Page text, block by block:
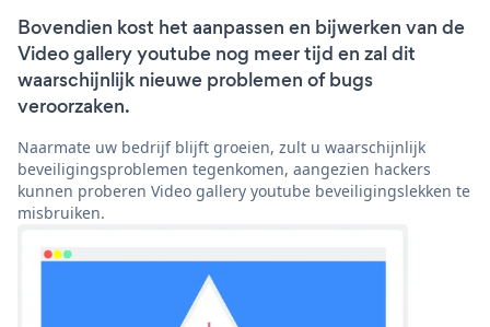
Bovendien kost het aanpassen en bijwerken van de
Video gallery youtube nog meer tijd en zal dit
waarschijnlijk nieuwe problemen of bugs
veroorzaken.
Naarmate uw bedrijf blijft groeien, zult u waarschijnlijk
beveiligingsproblemen tegenkomen, aangezien hackers
kunnen proberen Video gallery youtube beveiligingslekken te
misbruiken.